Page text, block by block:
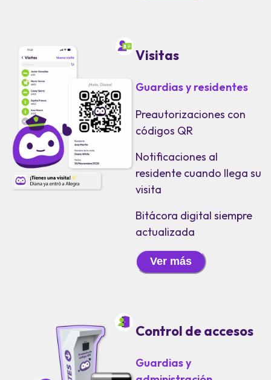
Visitas
Guardias y residentes
Preautorizaciones con
códigos QR
Notificaciones al
residente cuando llega su
visita
Bitácora digital siempre
actualizada
Ver más
Control de accesos
Guardias y